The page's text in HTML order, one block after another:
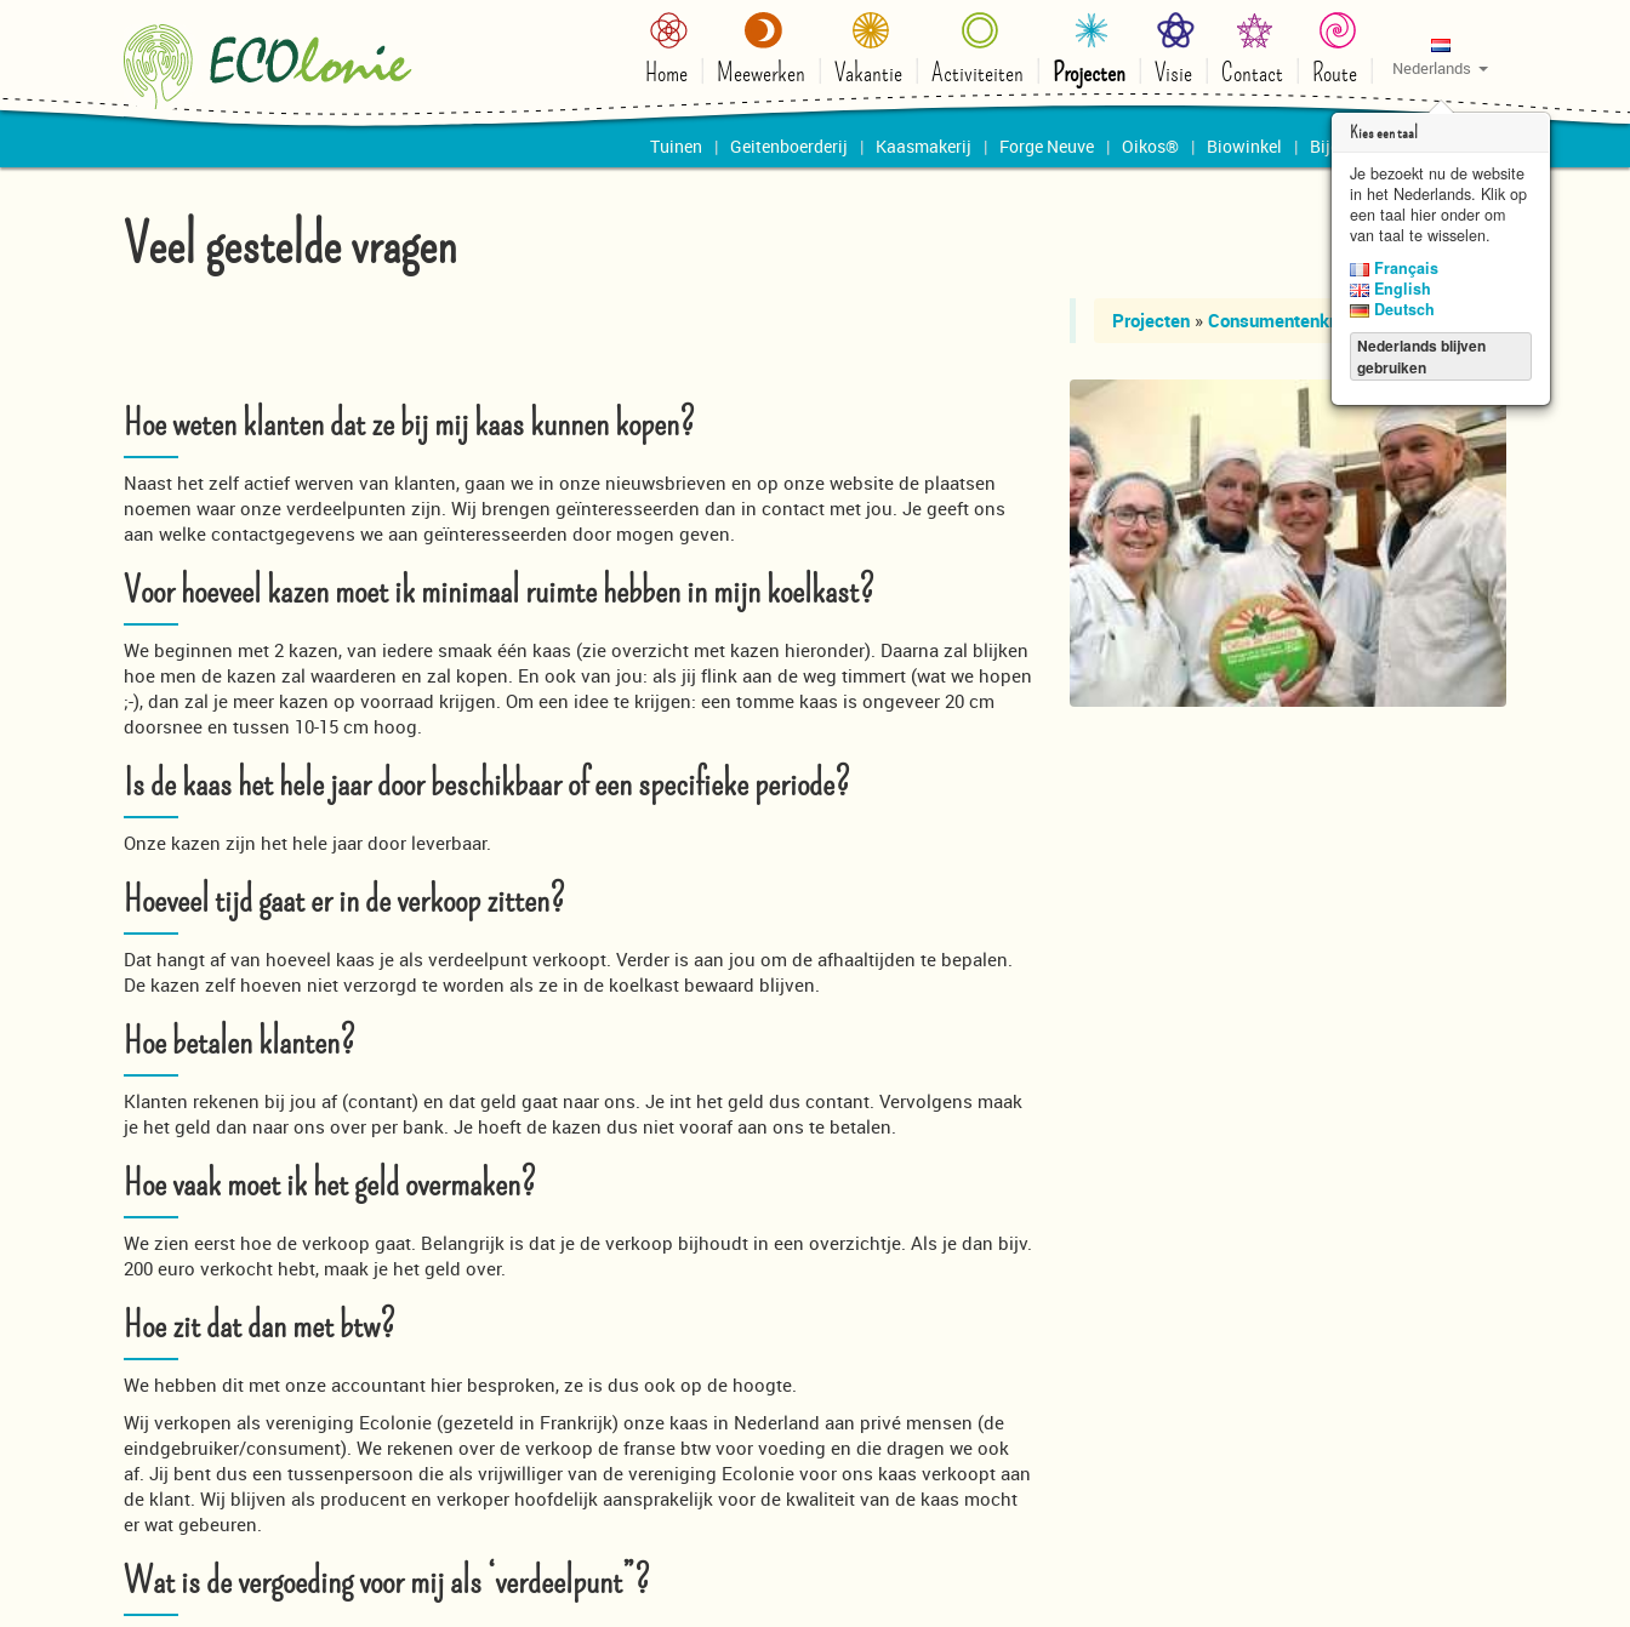
Home Meewerken Vakantie Activiteiten Projecten Visie Contact Route Nederlands
Kies een taal
Je bezoekt nu de website
in het Nederlands. Klik op
een taal hier onder om
van taal te wisselen.
Français
English
Deutsch
Nederlands blijven
gebruiken
Tuinen Geitenboerderij Kaasmakerij Forge Neuve Oikos® Biowinkel Bijen
Veel gestelde vragen
Projecten » Consumentenkring
Hoe weten klanten dat ze bij mij kaas kunnen kopen?
Naast het zelf actief werven van klanten, gaan we in onze nieuwsbrieven en op onze website de plaatsen
noemen waar onze verdeelpunten zijn. Wij brengen geïnteresseerden dan in contact met jou. Je geeft ons
aan welke contactgegevens we aan geïnteresseerden door mogen geven.
Voor hoeveel kazen moet ik minimaal ruimte hebben in mijn koelkast?
We beginnen met 2 kazen, van iedere smaak één kaas (zie overzicht met kazen hieronder). Daarna zal blijken
hoe men de kazen zal waarderen en zal kopen. En ook van jou: als jij flink aan de weg timmert (wat we hopen
;-), dan zal je meer kazen op voorraad krijgen. Om een idee te krijgen: een tomme kaas is ongeveer 20 cm
doorsnee en tussen 10-15 cm hoog.
Is de kaas het hele jaar door beschikbaar of een specifieke periode?
Onze kazen zijn het hele jaar door leverbaar.
Hoeveel tijd gaat er in de verkoop zitten?
Dat hangt af van hoeveel kaas je als verdeelpunt verkoopt. Verder is aan jou om de afhaaltijden te bepalen.
De kazen zelf hoeven niet verzorgd te worden als ze in de koelkast bewaard blijven.
Hoe betalen klanten?
Klanten rekenen bij jou af (contant) en dat geld gaat naar ons. Je int het geld dus contant. Vervolgens maak
je het geld dan naar ons over per bank. Je hoeft de kazen dus niet vooraf aan ons te betalen.
Hoe vaak moet ik het geld overmaken?
We zien eerst hoe de verkoop gaat. Belangrijk is dat je de verkoop bijhoudt in een overzichtje. Als je dan bijv.
200 euro verkocht hebt, maak je het geld over.
Hoe zit dat dan met btw?
We hebben dit met onze accountant hier besproken, ze is dus ook op de hoogte.
Wij verkopen als vereniging Ecolonie (gezeteld in Frankrijk) onze kaas in Nederland aan privé mensen (de
eindgebruiker/consument). We rekenen over de verkoop de franse btw voor voeding en die dragen we ook
af. Jij bent dus een tussenpersoon die als vrijwilliger van de vereniging Ecolonie voor ons kaas verkoopt aan
de klant. Wij blijven als producent en verkoper hoofdelijk aansprakelijk voor de kwaliteit van de kaas mocht
er wat gebeuren.
Wat is de vergoeding voor mij als ‘verdeelpunt”?